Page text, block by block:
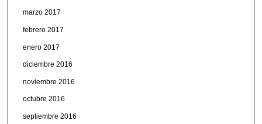
marzo 2017
febrero 2017
enero 2017
diciembre 2016
noviembre 2016
octubre 2016
septiembre 2016